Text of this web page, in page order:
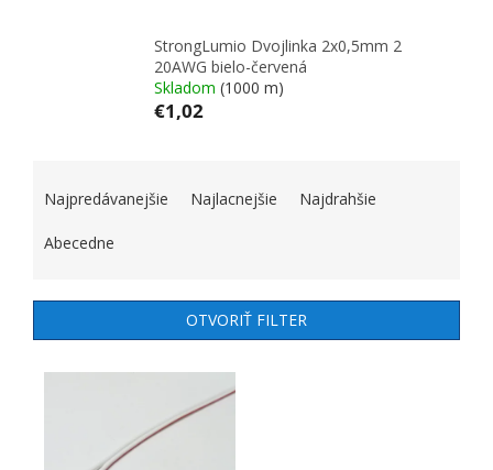
StrongLumio Dvojlinka 2x0,5mm 2
20AWG bielo-červená
Skladom (1000 m)
€1,02
Najpredávanejšie Najlacnejšie Najdrahšie
Abecedne
OTVORIŤ FILTER
VÝPIS PRODUKTOV